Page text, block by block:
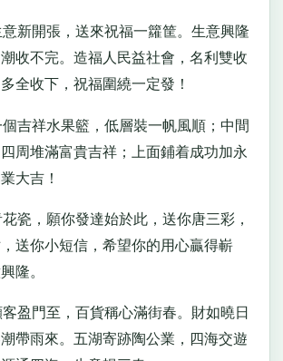
開張，送來祝福一籮筐。生意興隆
收不完。造福人民益社會，名利雙收
全收下，祝福圍繞一定發！
祥水果籃，低層裝一帆風順；中間
周堆滿富貴吉祥；上面鋪着成功加永
大吉！
，願你發達始於此，送你唐三彩，
送你小短信，希望你的用心贏得嶄
隆。
門至，百貨稱心滿街春。財如曉日
帶雨來。五湖寄跡陶公業，四海交遊